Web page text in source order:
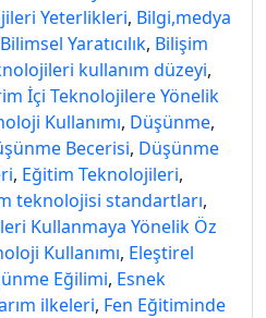
Yeterlikleri, Bilgi,medya
Bilimsel Yaratıcılık, Bilişim
kullanım düzeyi,
İçi Teknolojilere Yönelik
Kullanımı, Düşünme,
Becerisi, Düşünme
, Eğitim Teknolojileri,
teknolojisi standartları,
Kullanmaya Yönelik Öz
Kullanımı, Eleştirel
Eğilimi, Esnek
ilkeleri, Fen Eğı̇tı̇mı̇nde